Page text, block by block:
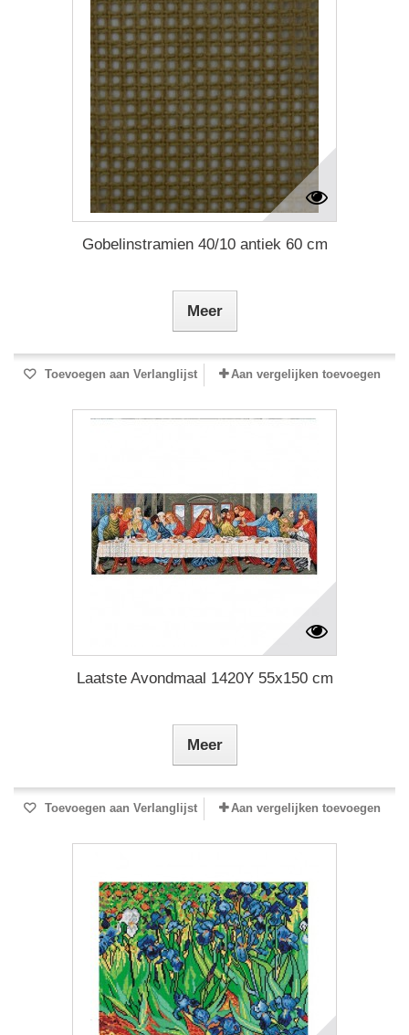
Gobelinstramien 40/10 antiek 60 cm
Meer
Toevoegen aan Verlanglijst Aan vergelijken toevoegen
Laatste Avondmaal 1420Y 55x150 cm
Meer
Toevoegen aan Verlanglijst Aan vergelijken toevoegen